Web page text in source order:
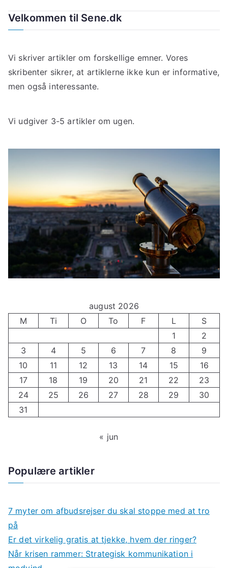
Velkommen til Sene.dk
Vi skriver artikler om forskellige emner. Vores
skribenter sikrer, at artiklerne ikke kun er informative,
men også interessante.
Vi udgiver 3-5 artikler om ugen.
august 2026
M
Ti O To F L
S
1
2
3
4 5 6 7 8
9
10
11 12 13 14 15
16
17
18 19 20 21 22
23
24
25 26 27 28 29
30
31
« jun
Populære artikler
7 myter om afbudsrejser du skal stoppe med at tro
på
Er det virkelig gratis at tjekke, hvem der ringer?
Når krisen rammer: Strategisk kommunikation i